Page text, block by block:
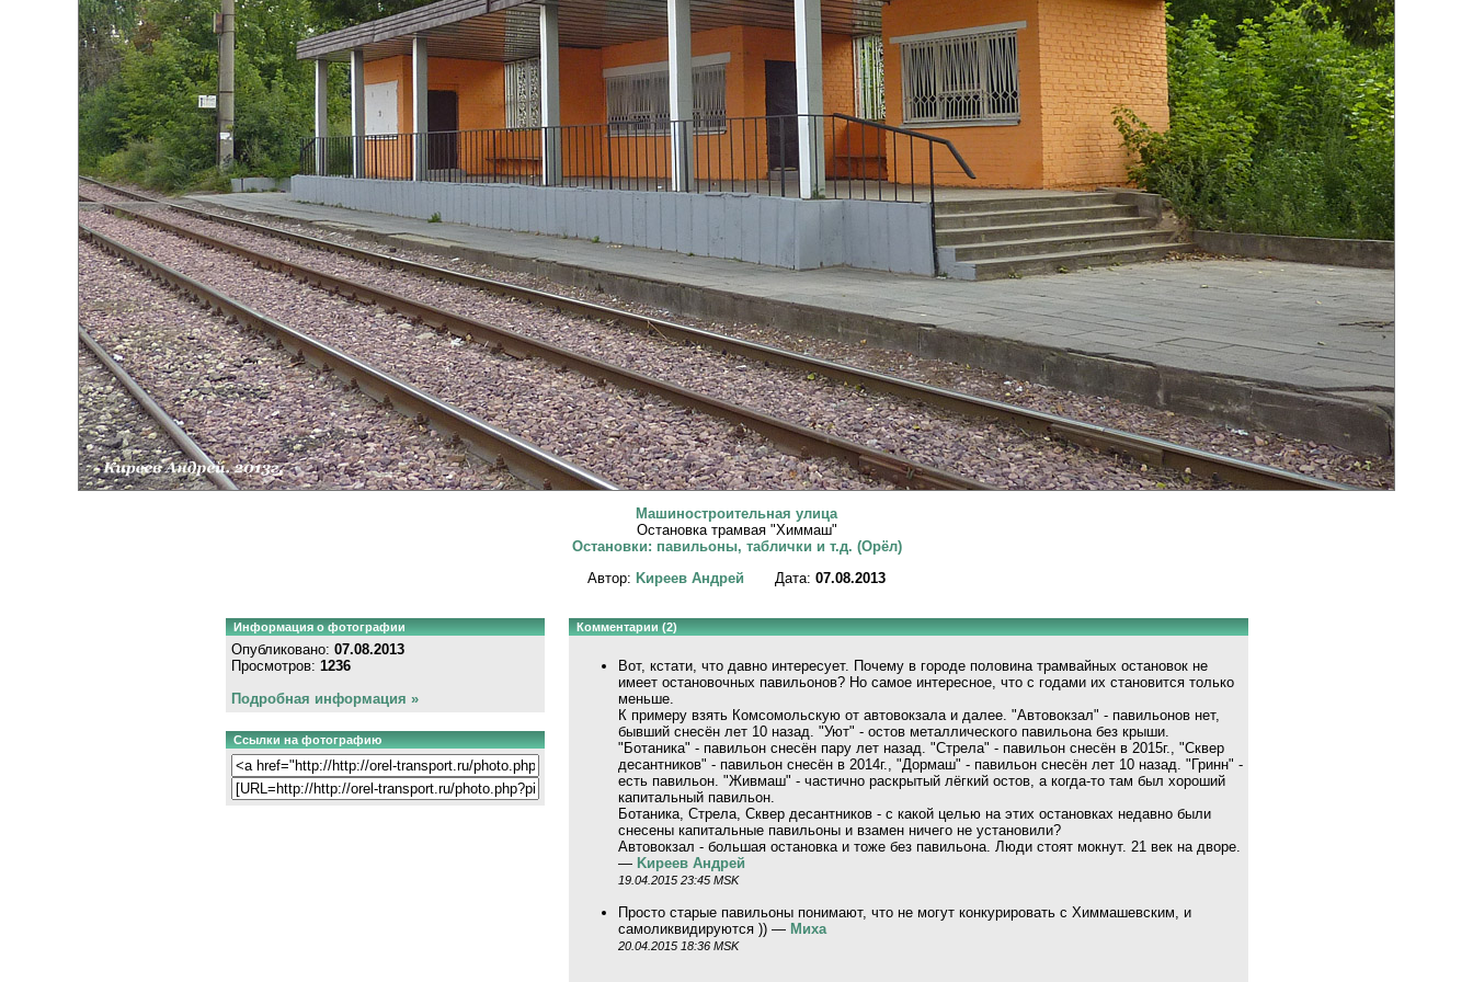
Машиностроительная улица
Остановка трамвая "Химмаш"
Остановки: павильоны, таблички и т.д. (Орёл)
Автор: Kиpeeв Aндpeй Дата: 07.08.2013
Информация о фотографии
Опубликовано: 07.08.2013
Просмотров: 1236
Подробная информация »
Ссылки на фотографию
Комментарии (2)
Вот, кстати, что давно интересует. Почему в городе половина трамвайных остановок не
имеет остановочных павильонов? Но самое интересное, что с годами их становится только
меньше.
К примеру взять Комсомольскую от автовокзала и далее. "Автовокзал" - павильонов нет,
бывший снесён лет 10 назад. "Уют" - остов металлического павильона без крыши.
"Ботаника" - павильон снесён пару лет назад. "Стрела" - павильон снесён в 2015г., "Сквер
десантников" - павильон снесён в 2014г., "Дормаш" - павильон снесён лет 10 назад. "Гринн" -
есть павильон. "Живмаш" - частично раскрытый лёгкий остов, а когда-то там был хороший
капитальный павильон.
Ботаника, Стрела, Сквер десантников - с какой целью на этих остановках недавно были
снесены капитальные павильоны и взамен ничего не установили?
Автовокзал - большая остановка и тоже без павильона. Люди стоят мокнут. 21 век на дворе.
— Kиpeeв Aндpeй
19.04.2015 23:45 MSK
Просто старые павильоны понимают, что не могут конкурировать с Химмашевским, и
самоликвидируются )) — Миха
20.04.2015 18:36 MSK